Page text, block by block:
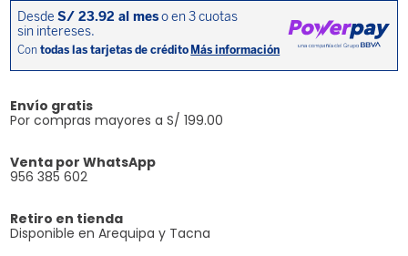
Envío gratis
Por compras mayores a S/ 199.00
Venta por WhatsApp
956 385 602
Retiro en tienda
Disponible en Arequipa y Tacna